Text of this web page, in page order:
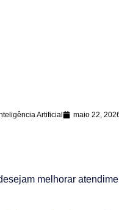
Artificial maio 22,
melhorar